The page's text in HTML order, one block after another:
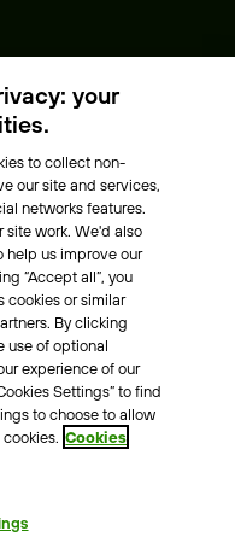
your
to collect non-
our site and services,
networks features.
site work. We'd also
help us improve our
“Accept all”, you
cookies or similar
By clicking
use of optional
experience of our
Settings” to find
to choose to allow
Cookies